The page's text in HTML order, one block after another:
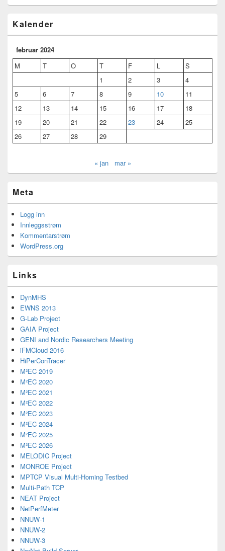
Kalender
februar 2024
M
T O T F L
S
1
2 3
4
5
6 7 8 9 10
11
12
13 14 15 16 17
18
19
20 21 22 23 24
25
26
27 28 29
« jan mar »
Meta
Logg inn
Innleggsstrøm
Kommentarstrøm
WordPress.org
Links
DynMHS
EWNS 2013
G-Lab Project
GAIA Project
GENI and Nordic Researchers Meeting
iFMCloud 2016
HiPerConTracer
M²EC 2019
M²EC 2020
M²EC 2021
M²EC 2022
M²EC 2023
M²EC 2024
M²EC 2025
M²EC 2026
MELODIC Project
MONROE Project
MPTCP Visual Multi-Homing Testbed
Multi-Path TCP
NEAT Project
NetPerfMeter
NNUW-1
NNUW-2
NNUW-3